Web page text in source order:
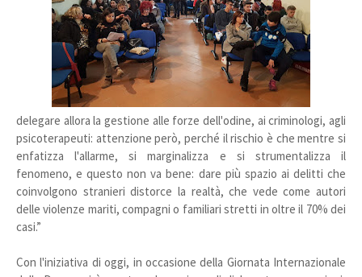
delegare allora la gestione alle forze dell'odine, ai criminologi, agli
psicoterapeuti: attenzione però, perché il rischio è che mentre si
enfatizza l'allarme, si marginalizza e si strumentalizza il
fenomeno, e questo non va bene: dare più spazio ai delitti che
coinvolgono stranieri distorce la realtà, che vede come autori
delle violenze mariti, compagni o familiari stretti in oltre il 70% dei
casi.”
Con l'iniziativa di oggi, in occasione della Giornata Internazionale